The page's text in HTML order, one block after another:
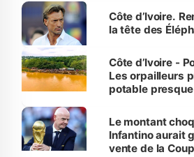
Côte d’Ivoire.
la tête des
Côte d’Ivoire -
Les orpailleurs
potable
Le montant
Infantino aurait
vente de la